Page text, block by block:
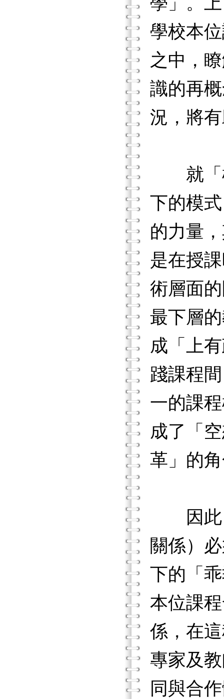
學校本
之中，
識的再
況，將
就「權
下的模
的力量
是在授
術層面
最下層
成「上
踐課程
一的課
成了「
革」的
因此，
關係）
下的「
本位課
係，在
專家及
同與合